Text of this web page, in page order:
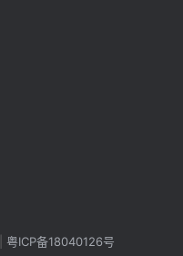
粤ICP备18040126号